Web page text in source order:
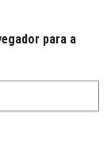
para a